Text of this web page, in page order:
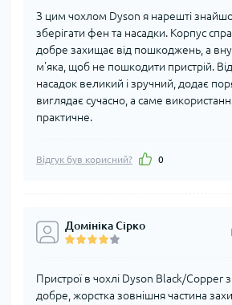
З цим чохлом Dyson я нарешті
зберігати фен та насадки. Корпус
добре захищає від пошкоджень, а
м'яка, щоб не пошкодити пристрій.
насадок великий і зручний, додає
виглядає сучасно, а саме
практичне.
Відгук був корисний? 0
Домініка Сірко
Пристрої в чохлі Dyson Black/Copper
добре, жорстка зовнішня частина